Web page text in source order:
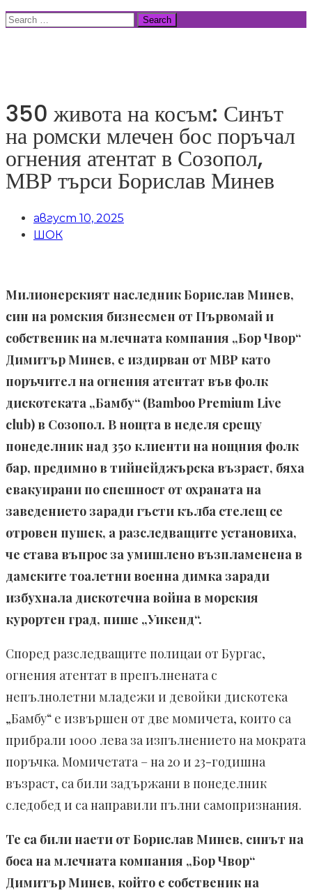
Skip
Search
350 живота на косъм: Синът
на ромски млечен бос поръчал
огнения атентат в Созопол,
МВР търси Борислав Минев
август 10, 2025
ШОК
Милионерският наследник Борислав Минев,
син на ромския бизнесмен от Първомай и
собственик на млечната компания „Бор Чвор“
Димитър Минев, е издирван от МВР като
поръчител на огнения атентат във фолк
дискотеката „Бамбу“ (Bamboo Premium Live
club) в Созопол. В нощта в неделя срещу
понеделник над 350 клиенти на нощния фолк
бар, предимно в тийнейджърска възраст, бяха
евакуирани по спешност от охраната на
заведението заради гъсти кълба стелещ се
отровен пушек, а разследващите установиха,
че става въпрос за умишлено възпламенена в
дамските тоалетни военна димка заради
избухнала дискотечна война в морския
курортен град, пише „Уикенд“.
Според разследващите полицаи от Бургас,
огнения атентат в препълнената с
непълнолетни младежи и девойки дискотека
„Бамбу“ е извършен от две момичета, които са
прибрали 1000 лева за изпълнението на мократа
поръчка. Момичетата – на 20 и 23-годишна
възраст, са били задържани в понеделник
следобед и са направили пълни самопризнания.
Те са били наети от Борислав Минев, синът на
боса на млечната компания „Бор Чвор“
Димитър Минев, който е собственик на